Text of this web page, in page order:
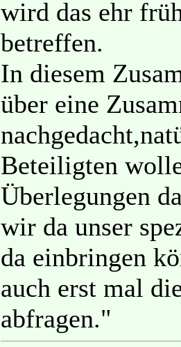
wird das ehr
betreffen.
In diesem
über eine
Beteiligten
Überlegungen
wir da unser
da einbringen
auch erst mal
abfragen."